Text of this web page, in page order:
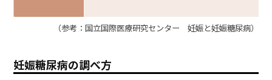
（参考：国立国際医療研究センター 妊娠と妊娠糖尿病）
妊娠糖尿病の調べ方